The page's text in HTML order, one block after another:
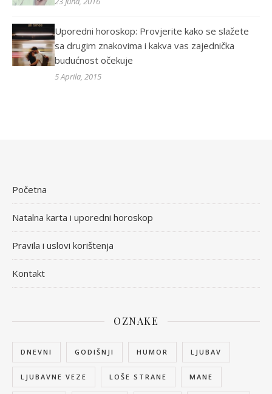
Uporedni horoskop: Provjerite kako se slažete
sa drugim znakovima i kakva vas zajednička
budućnost očekuje
5 Aprila, 2015
Početna
Natalna karta i uporedni horoskop
Pravila i uslovi korištenja
Kontakt
OZNAKE
DNEVNI GODIŠNJI HUMOR LJUBAV
LJUBAVNE VEZE LOŠE STRANE MANE